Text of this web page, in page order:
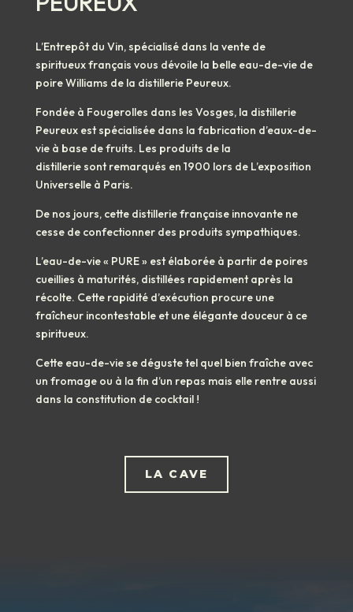
L’Entrepôt du Vin, spécialisé dans la vente de
spiritueux français vous dévoile la belle eau-de-vie de
poire Williams de la distillerie Peureux.
Fondée à Fougerolles dans les Vosges, la distillerie
Peureux est spécialisée dans la fabrication d’eaux-de-
vie à base de fruits. Les produits de la
distillerie sont remarqués en 1900 lors de L’exposition
Universelle à Paris.
De nos jours, cette distillerie française innovante ne
cesse de confectionner des produits sympathiques.
L’eau-de-vie « PURE » est élaborée à partir de poires
cueillies à maturités, distillées rapidement après la
récolte. Cette rapidité d’exécution procure une
fraîcheur incontestable et une élégante douceur à ce
spiritueux.
Cette eau-de-vie se déguste tel quel bien fraîche avec
un fromage ou à la fin d’un repas mais elle rentre aussi
dans la constitution de cocktail !
LA CAVE